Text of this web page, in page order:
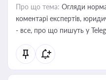
Про що тема: Огляди
коментарі експертів,
- все, про що пишуть у